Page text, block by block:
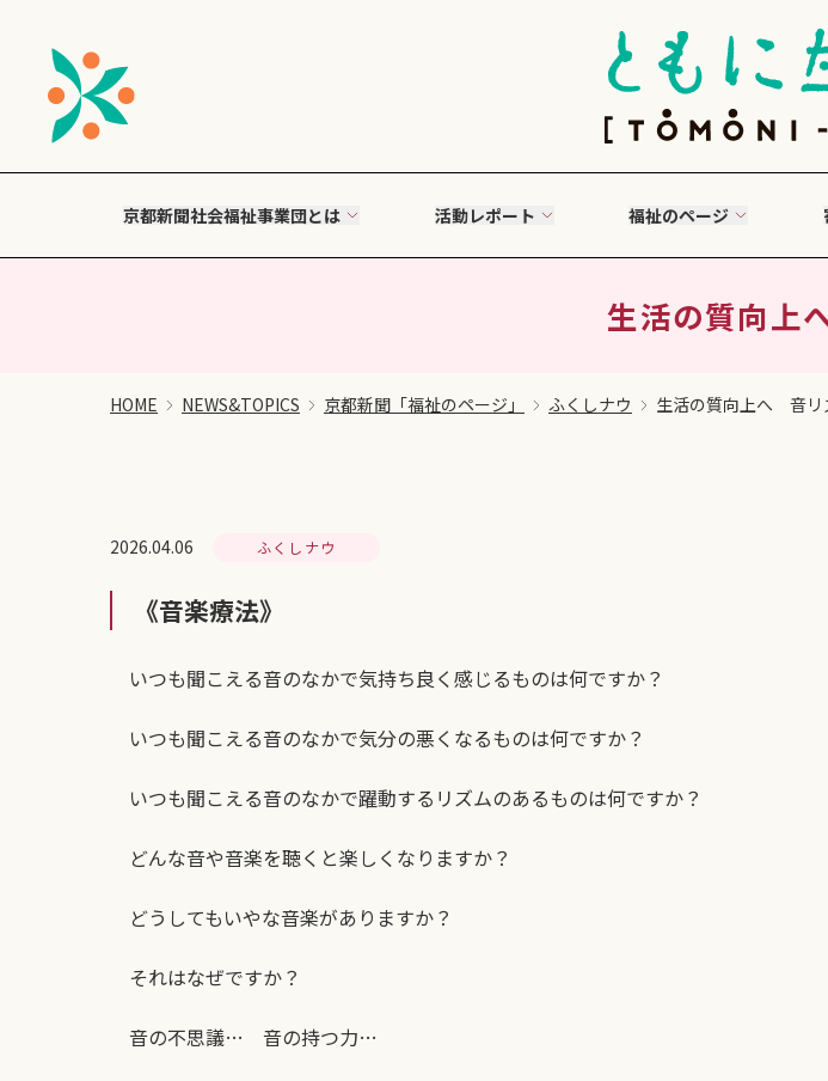
京都新聞社会福祉事業団とは 活動レポート 福祉のページ
生活の質向上
HOME NEWS&TOPICS 京都新聞「福祉のページ」 ふくしナウ 生活の質向上へ 音リ
2026.04.06 ふくしナウ
《音楽療法》
いつも聞こえる音のなかで気持ち良く感じるものは何ですか？
いつも聞こえる音のなかで気分の悪くなるものは何ですか？
いつも聞こえる音のなかで躍動するリズムのあるものは何ですか？
どんな音や音楽を聴くと楽しくなりますか？
どうしてもいやな音楽がありますか？
それはなぜですか？
音の不思議… 音の持つ力…